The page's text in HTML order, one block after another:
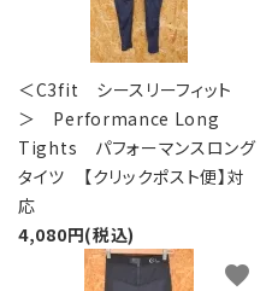
＜C3fit シースリーフィット
＞ Performance Long
Tights パフォーマンスロング
タイツ 【クリックポスト便】対
応
4,080円(税込)
favorite